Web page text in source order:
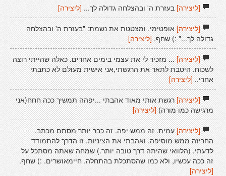
[ליצירה]בעזרת ה' ובהצלחה גדולה לך... [ליצירה]
[ליצירה]אופטימי. ומצטטת את נשמת: "בעזרת ה' ובהצלחה
גדולה לך..." :) שחף. [ליצירה]
[ליצירה]... מזכיר לי את עצמי בימים אחרים. כאלה שהייתי רוצה
לשכוח. היטבת לתאר את הרגשתי,אני אישית מעולם לא כתבתי
אחרי..[ליצירה]
[ליצירה]רגשת אותי מאוד אהבתי ...יפהה תמשיך ככה חחח(אני
מרגישה כמו מורה) [ליצירה]
[ליצירה]עמית. זה ממש יפה. זה כבר יותר מסתם מכתב.
החריזה ממש מוסיפה. ואהבתי את הציניות. זו הדרך להתמודד
לדעתי. (הלוואי שהיתה דרך טובה יותר.) שמחה שאתה מסתכל על
זה ככה עכשיו, ולא כמו שהסתכלת בהתחלה. חיימאושרים. :) שחף.
[ליצירה]